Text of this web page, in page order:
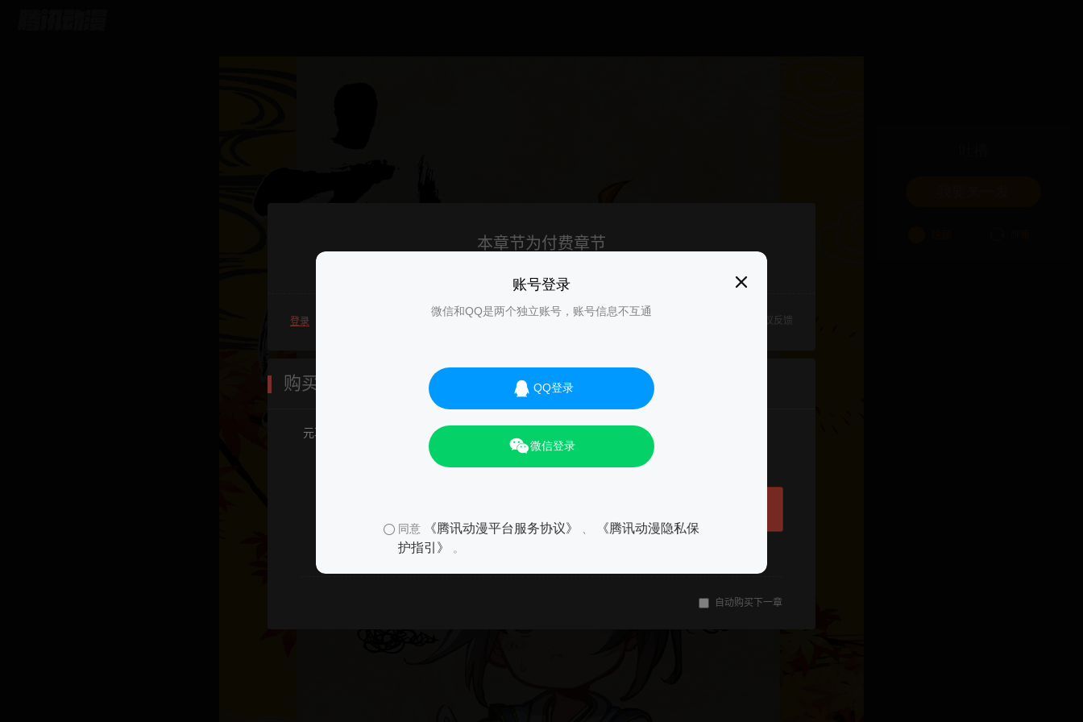
账号登录
微信和QQ是两个独立账号，账号信息不互通
QQ登录
微信登录
同意 《腾讯动漫平台服务协议》
《腾讯动漫隐私保
护指引》
。